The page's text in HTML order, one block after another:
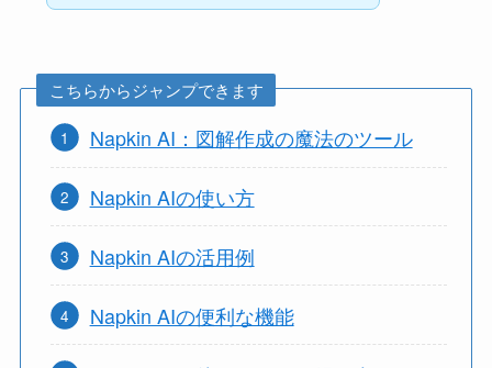
こちらからジャンプできます
Napkin AI：図解作成の魔法のツール
Napkin AIの使い方
Napkin AIの活用例
Napkin AIの便利な機能